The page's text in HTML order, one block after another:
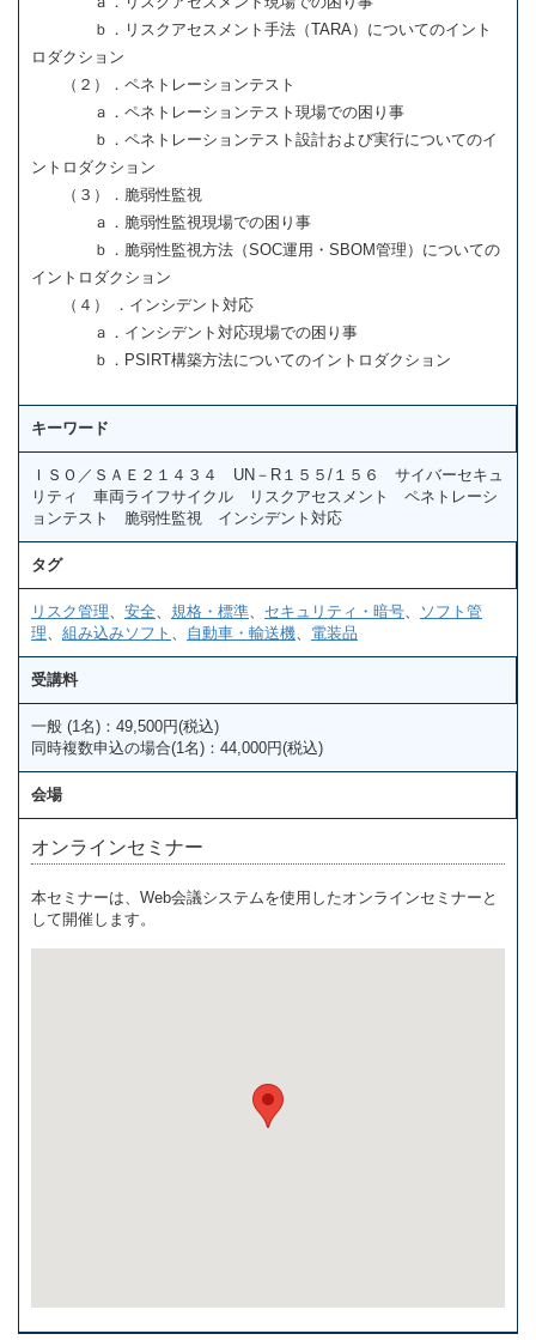
ｂ．リスクアセスメント手法（TARA）についてのイント
ロダクション
（２）．ペネトレーションテスト
ａ．ペネトレーションテスト現場での困り事
ｂ．ペネトレーションテスト設計および実行についてのイ
ントロダクション
（３）．脆弱性監視
ａ．脆弱性監視現場での困り事
ｂ．脆弱性監視方法（SOC運用・SBOM管理）についての
イントロダクション
（４） ．インシデント対応
ａ．インシデント対応現場での困り事
ｂ．PSIRT構築方法についてのイントロダクション
キーワード
ＩＳＯ／ＳＡＥ２１４３４ UN－R１５５/１５６ サイバーセキュ
リティ 車両ライフサイクル リスクアセスメント ペネトレーシ
ョンテスト 脆弱性監視 インシデント対応
タグ
リスク管理 安全 規格・標準 セキュリティ・暗号
ソフト管
理
組み込みソフト 自動車・輸送機 電装品
受講料
一般 (1名)：49,500円(税込)
同時複数申込の場合(1名)：44,000円(税込)
会場
オンラインセミナー
本セミナーは、Web会議システムを使用したオンラインセミナーと
して開催します。